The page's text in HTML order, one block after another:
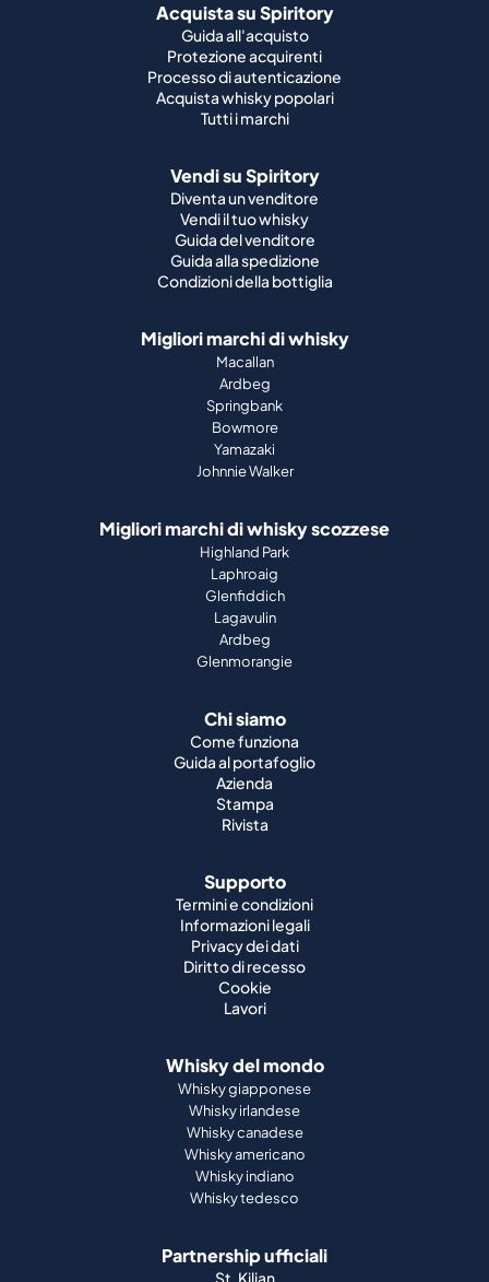
Acquista su Spiritory
Guida all'acquisto
Protezione acquirenti
Processo di autenticazione
Acquista whisky popolari
Tutti i marchi
Vendi su Spiritory
Diventa un venditore
Vendi il tuo whisky
Guida del venditore
Guida alla spedizione
Condizioni della bottiglia
Migliori marchi di whisky
Macallan
Ardbeg
Springbank
Bowmore
Yamazaki
Johnnie Walker
Migliori marchi di whisky scozzese
Highland Park
Laphroaig
Glenfiddich
Lagavulin
Ardbeg
Glenmorangie
Chi siamo
Come funziona
Guida al portafoglio
Azienda
Stampa
Rivista
Supporto
Termini e condizioni
Informazioni legali
Privacy dei dati
Diritto di recesso
Cookie
Lavori
Whisky del mondo
Whisky giapponese
Whisky irlandese
Whisky canadese
Whisky americano
Whisky indiano
Whisky tedesco
Partnership ufficiali
St. Kilian